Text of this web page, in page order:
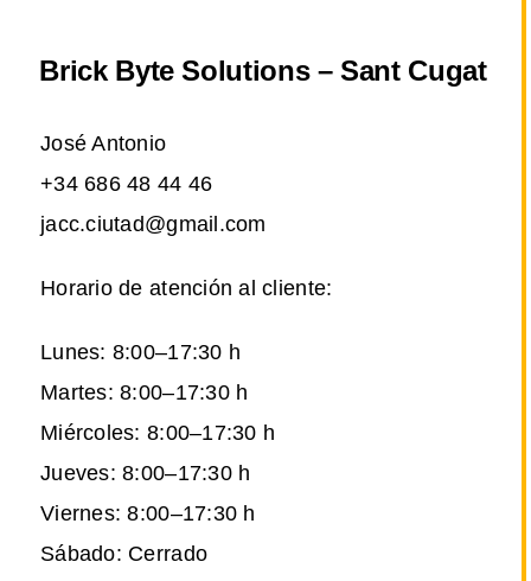
Brick Byte Solutions – Sant Cugat
José Antonio
+34 686 48 44 46
jacc.ciutad@gmail.com
Horario de atención al cliente:
Lunes: 8:00–17:30 h
Martes: 8:00–17:30 h
Miércoles: 8:00–17:30 h
Jueves: 8:00–17:30 h
Viernes: 8:00–17:30 h
Sábado: Cerrado